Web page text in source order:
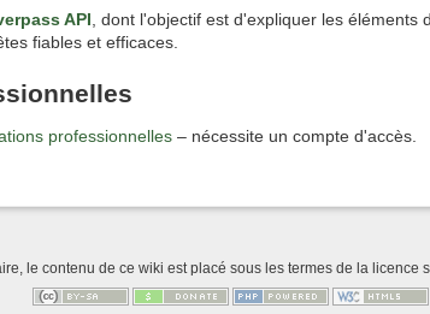
API, dont l'objectif est d'expliquer les
fiables et efficaces.
professionnelles – nécessite un compte d'accès.
le contenu de ce wiki est placé sous les termes de la licence